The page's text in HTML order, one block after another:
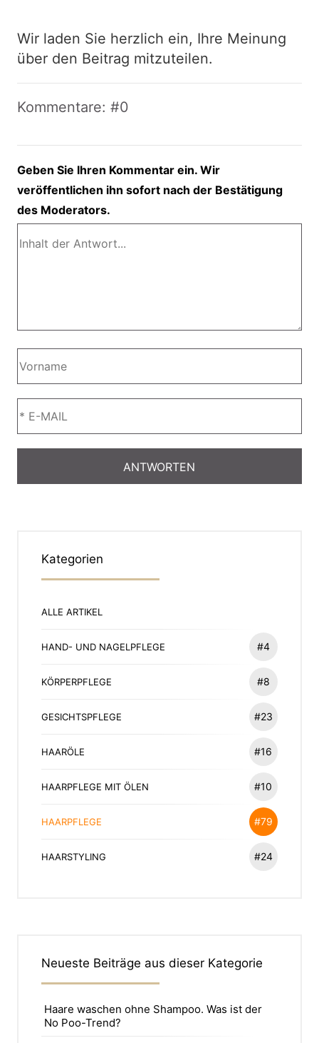
Wir laden Sie herzlich ein, Ihre Meinung
über den Beitrag mitzuteilen.
Kommentare: #0
Geben Sie Ihren Kommentar ein. Wir
veröffentlichen ihn sofort nach der Bestätigung
des Moderators.
Kategorien
ALLE ARTIKEL
HAND- UND NAGELPFLEGE #4
KÖRPERPFLEGE #8
GESICHTSPFLEGE #23
HAARÖLE #16
HAARPFLEGE MIT ÖLEN #10
HAARPFLEGE #79
HAARSTYLING #24
Neueste Beiträge aus dieser Kategorie
Haare waschen ohne Shampoo. Was ist der
No Poo-Trend?